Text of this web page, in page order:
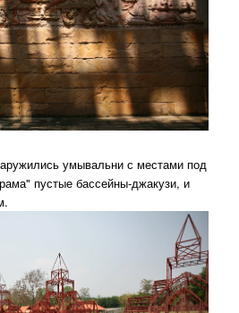
умывальни с местами под
пустые бассейны-джакузи, и